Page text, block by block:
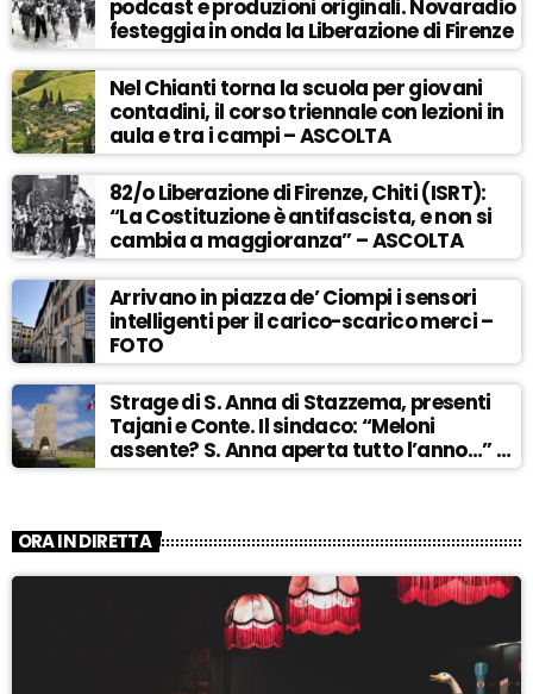
podcast e produzioni originali. Novaradio
festeggia in onda la Liberazione di Firenze
Nel Chianti torna la scuola per giovani
contadini, il corso triennale con lezioni in
aula e tra i campi – ASCOLTA
82/o Liberazione di Firenze, Chiti (ISRT):
“La Costituzione è antifascista, e non si
cambia a maggioranza” – ASCOLTA
Arrivano in piazza de’ Ciompi i sensori
intelligenti per il carico-scarico merci –
FOTO
Strage di S. Anna di Stazzema, presenti
Tajani e Conte. Il sindaco: “Meloni
assente? S. Anna aperta tutto l’anno…” –
ASCOLTA
ORA IN DIRETTA